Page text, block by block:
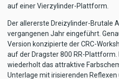
auf einer Vierzylinder-Plattform.
Der allererste Dreizylinder-Brutale
vergangenen Jahr eingeführt.
Version konzipierte der CRC-
auf der Dragster 800 RR-Plattform.
wiederholt das attraktive
Unterlage mit irisierenden